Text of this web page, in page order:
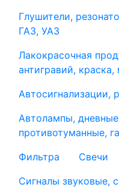
Глушители,
ГАЗ, УАЗ
Лакокрасочная
антигравий, краска,
Автосигнализации,
Автолампы,
противотуманные,
Фильтра
Свечи
Сигналы звуковые,